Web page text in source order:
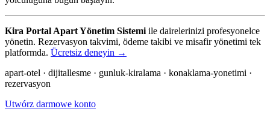
Kira Portal Apart Yönetim Sistemi ile dairelerinizi profesyonelce
yönetin. Rezervasyon takvimi, ödeme takibi ve misafir yönetimi tek
platformda. Ücretsiz deneyin →
apart-otel · dijitallesme · gunluk-kiralama · konaklama-yonetimi ·
rezervasyon
Utwórz darmowe konto